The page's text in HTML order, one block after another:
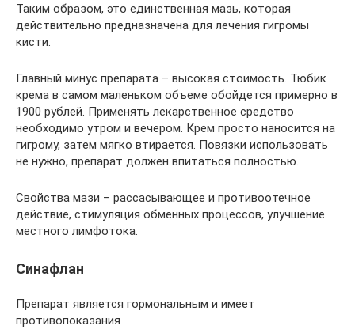
Таким образом, это единственная мазь, которая
действительно предназначена для лечения гигромы
кисти.
Главный минус препарата – высокая стоимость. Тюбик
крема в самом маленьком объеме обойдется примерно в
1900 рублей. Применять лекарственное средство
необходимо утром и вечером. Крем просто наносится на
гигрому, затем мягко втирается. Повязки использовать
не нужно, препарат должен впитаться полностью.
Свойства мази – рассасывающее и противоотечное
действие, стимуляция обменных процессов, улучшение
местного лимфотока.
Синафлан
Препарат является гормональным и имеет
противопоказания